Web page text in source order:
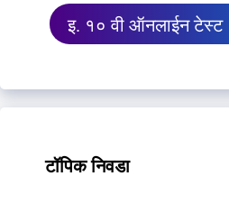
इ. १० वी ऑनलाईन टेस्ट
टॉपिक निवडा